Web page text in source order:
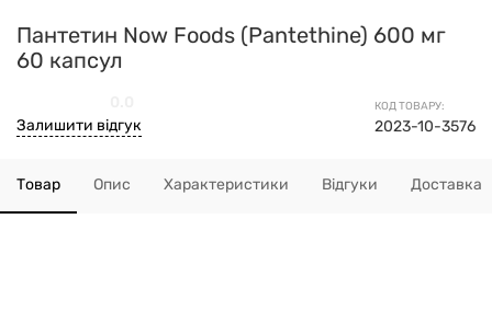
Пантетин Now Foods (Pantethine) 600 мг
60 капсул
КОД ТОВАРУ:
2023-10-3576
Залишити відгук
Товар Опис Характеристики Відгуки Доставка